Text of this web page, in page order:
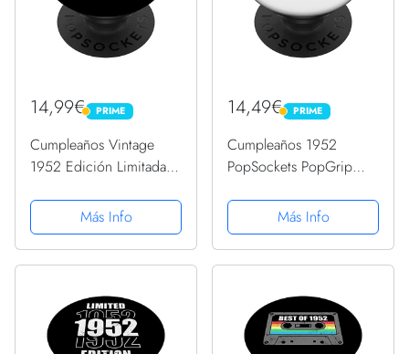
14,99€ PRIME
PRIME
Cumpleaños Vintage
1952 Edición Limitada -
PopGrip Intercambiable
Más Info
14,49€ PRIME
PRIME
Cumpleaños 1952
PopSockets PopGrip
Más Info